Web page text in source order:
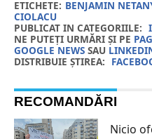
ETICHETE: BENJAMIN
CIOLACU
PUBLICAT IN CATEGORIILE:
NE PUTEȚI URMĂRI ȘI PE
GOOGLE NEWSSAU
DISTRIBUIE ȘTIREA:
RECOMANDĂRI
Nicio